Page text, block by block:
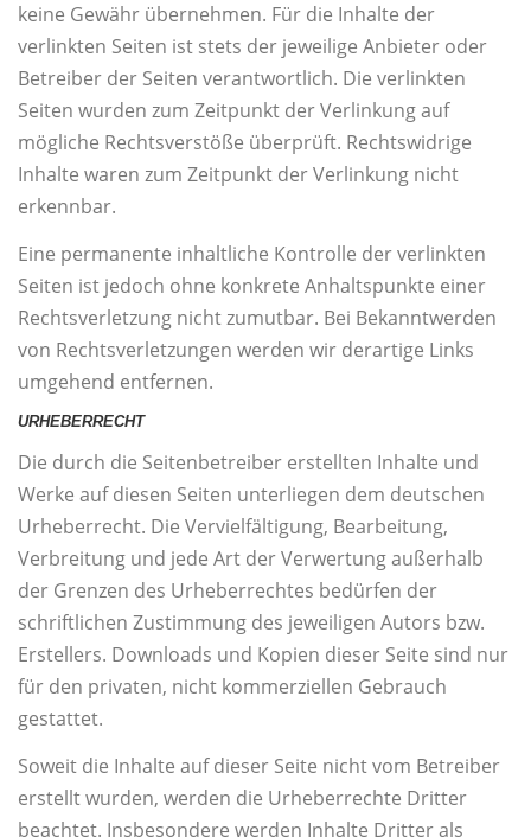
keine Gewähr übernehmen. Für die Inhalte der
verlinkten Seiten ist stets der jeweilige Anbieter oder
Betreiber der Seiten verantwortlich. Die verlinkten
Seiten wurden zum Zeitpunkt der Verlinkung auf
mögliche Rechtsverstöße überprüft. Rechtswidrige
Inhalte waren zum Zeitpunkt der Verlinkung nicht
erkennbar.
Eine permanente inhaltliche Kontrolle der verlinkten
Seiten ist jedoch ohne konkrete Anhaltspunkte einer
Rechtsverletzung nicht zumutbar. Bei Bekanntwerden
von Rechtsverletzungen werden wir derartige Links
umgehend entfernen.
URHEBERRECHT
Die durch die Seitenbetreiber erstellten Inhalte und
Werke auf diesen Seiten unterliegen dem deutschen
Urheberrecht. Die Vervielfältigung, Bearbeitung,
Verbreitung und jede Art der Verwertung außerhalb
der Grenzen des Urheberrechtes bedürfen der
schriftlichen Zustimmung des jeweiligen Autors bzw.
Erstellers. Downloads und Kopien dieser Seite sind nur
für den privaten, nicht kommerziellen Gebrauch
gestattet.
Soweit die Inhalte auf dieser Seite nicht vom Betreiber
erstellt wurden, werden die Urheberrechte Dritter
beachtet. Insbesondere werden Inhalte Dritter als